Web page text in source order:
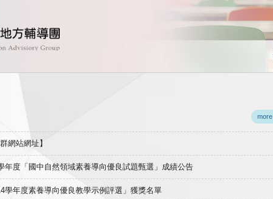
more
網站網址】
年度「國中自然領域素養導向優良試題甄選」成績公告
學年度素養導向優良教學示例評選」獲獎名單